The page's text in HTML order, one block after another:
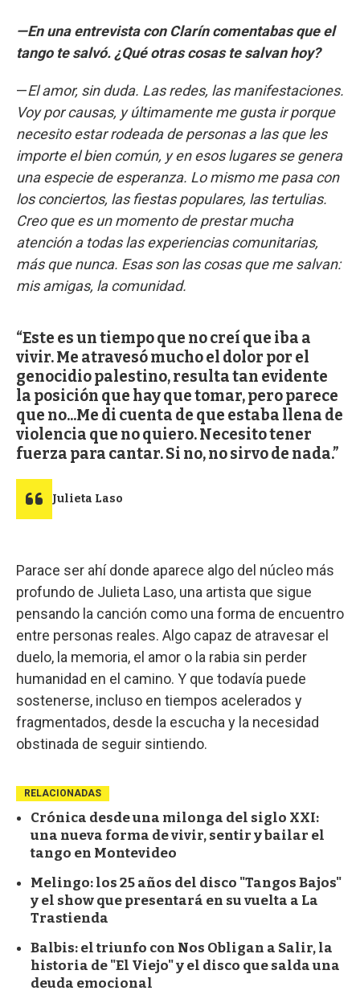
—En una entrevista con Clarín comentabas que el
tango te salvó. ¿Qué otras cosas te salvan hoy?
—El amor, sin duda. Las redes, las manifestaciones.
Voy por causas, y últimamente me gusta ir porque
necesito estar rodeada de personas a las que les
importe el bien común, y en esos lugares se genera
una especie de esperanza. Lo mismo me pasa con
los conciertos, las fiestas populares, las tertulias.
Creo que es un momento de prestar mucha
atención a todas las experiencias comunitarias,
más que nunca. Esas son las cosas que me salvan:
mis amigas, la comunidad.
Este es un tiempo que no creí que iba a
vivir. Me atravesó mucho el dolor por el
genocidio palestino, resulta tan evidente
la posición que hay que tomar, pero parece
que no...Me di cuenta de que estaba llena de
violencia que no quiero. Necesito tener
fuerza para cantar. Si no, no sirvo de nada.
Julieta Laso
Parace ser ahí donde aparece algo del núcleo más
profundo de Julieta Laso, una artista que sigue
pensando la canción como una forma de encuentro
entre personas reales. Algo capaz de atravesar el
duelo, la memoria, el amor o la rabia sin perder
humanidad en el camino. Y que todavía puede
sostenerse, incluso en tiempos acelerados y
fragmentados, desde la escucha y la necesidad
obstinada de seguir sintiendo.
RELACIONADAS
Crónica desde una milonga del siglo XXI:
una nueva forma de vivir, sentir y bailar el
tango en Montevideo
Melingo: los 25 años del disco "Tangos Bajos"
y el show que presentará en su vuelta a La
Trastienda
Balbis: el triunfo con Nos Obligan a Salir, la
historia de "El Viejo" y el disco que salda una
deuda emocional